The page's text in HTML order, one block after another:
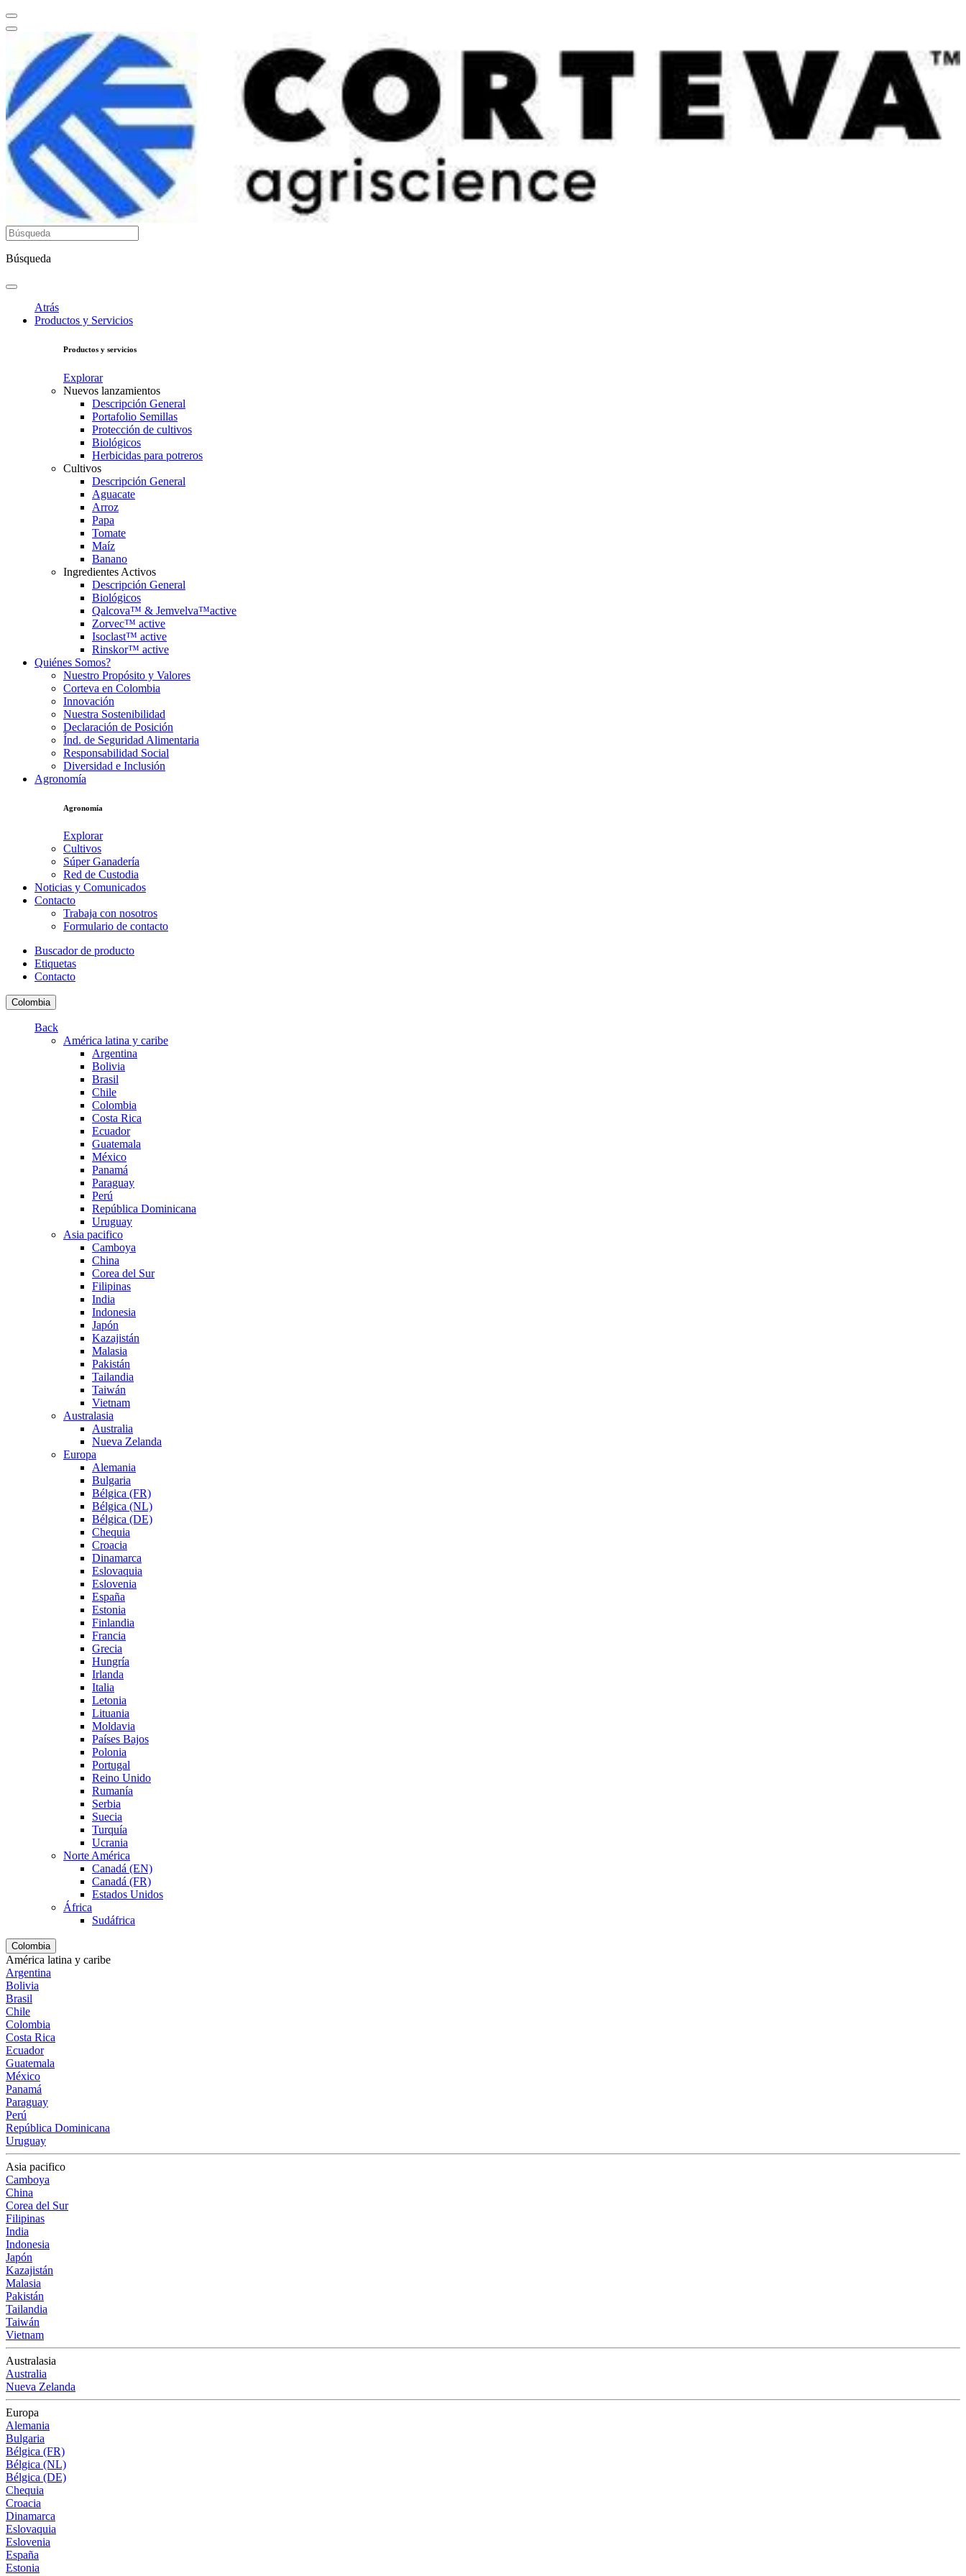
Búsqueda
Atrás
Productos y Servicios
Productos y servicios
Explorar
Nuevos lanzamientos
Descripción General
Portafolio Semillas
Protección de cultivos
Biológicos
Herbicidas para potreros
Cultivos
Descripción General
Aguacate
Arroz
Papa
Tomate
Maíz
Banano
Ingredientes Activos
Descripción General
Biológicos
Qalcova™ & Jemvelva™active
Zorvec™ active
Isoclast™ active
Rinskor™ active
Quiénes Somos?
Nuestro Propósito y Valores
Corteva en Colombia
Innovación
Nuestra Sostenibilidad
Declaración de Posición
Índ. de Seguridad Alimentaria
Responsabilidad Social
Diversidad e Inclusión
Agronomía
Agronomía
Explorar
Cultivos
Súper Ganadería
Red de Custodia
Noticias y Comunicados
Contacto
Trabaja con nosotros
Formulario de contacto
Buscador de producto
Etiquetas
Contacto
Colombia
Back
América latina y caribe
Argentina
Bolivia
Brasil
Chile
Colombia
Costa Rica
Ecuador
Guatemala
México
Panamá
Paraguay
Perú
República Dominicana
Uruguay
Asia pacifico
Camboya
China
Corea del Sur
Filipinas
India
Indonesia
Japón
Kazajistán
Malasia
Pakistán
Tailandia
Taiwán
Vietnam
Australasia
Australia
Nueva Zelanda
Europa
Alemania
Bulgaria
Bélgica (FR)
Bélgica (NL)
Bélgica (DE)
Chequia
Croacia
Dinamarca
Eslovaquia
Eslovenia
España
Estonia
Finlandia
Francia
Grecia
Hungría
Irlanda
Italia
Letonia
Lituania
Moldavia
Países Bajos
Polonia
Portugal
Reino Unido
Rumanía
Serbia
Suecia
Turquía
Ucrania
Norte América
Canadá (EN)
Canadá (FR)
Estados Unidos
África
Sudáfrica
Colombia
América latina y caribe
Argentina
Bolivia
Brasil
Chile
Colombia
Costa Rica
Ecuador
Guatemala
México
Panamá
Paraguay
Perú
República Dominicana
Uruguay
Asia pacifico
Camboya
China
Corea del Sur
Filipinas
India
Indonesia
Japón
Kazajistán
Malasia
Pakistán
Tailandia
Taiwán
Vietnam
Australasia
Australia
Nueva Zelanda
Europa
Alemania
Bulgaria
Bélgica (FR)
Bélgica (NL)
Bélgica (DE)
Chequia
Croacia
Dinamarca
Eslovaquia
Eslovenia
España
Estonia